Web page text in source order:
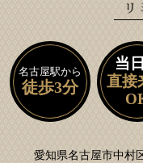
名古屋駅から
徒歩3分
当
直接
愛知県名古屋市中村